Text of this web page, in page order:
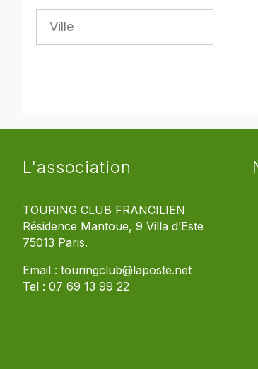
L'association
TOURING CLUB FRANCILIEN
Résidence Mantoue, 9 Villa d’Este
75013 Paris.
Email : touringclub@laposte.net
Tel : 07 69 13 99 22